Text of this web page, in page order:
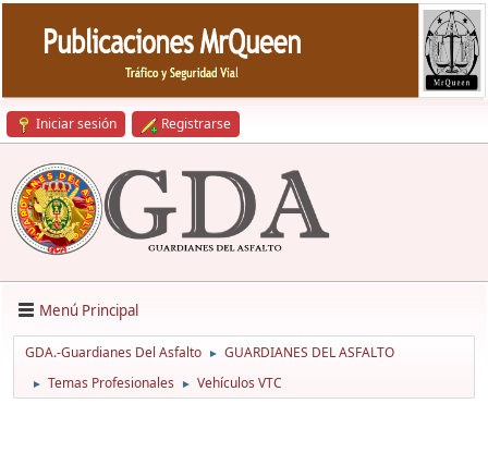
Iniciar sesión Registrarse
Menú Principal
GDA.-Guardianes Del Asfalto ► GUARDIANES DEL ASFALTO
► Temas Profesionales ► Vehículos VTC